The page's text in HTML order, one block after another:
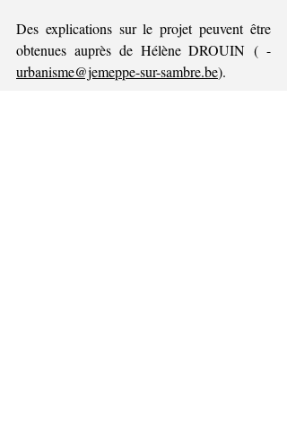
Des explications sur le projet peuvent être
urbanisme@jemeppe-sur-sambre.be).